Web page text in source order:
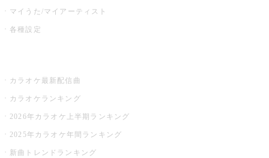
マイうた/マイアーティスト
各種設定
カラオケ最新配信曲
カラオケランキング
2026年カラオケ上半期ランキング
2025年カラオケ年間ランキング
新曲トレンドランキング